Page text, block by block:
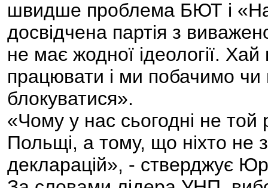
швидше проблема БЮТ і
досвідчена партія з
не має жодної ідеології.
працювати і ми побачимо
блокуватися».
«Чому у нас сьогодні не той
Польщі, а тому, що ніхто не
декларацій», - стверджує